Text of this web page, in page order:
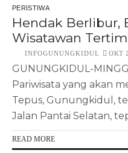
PERISTIWA
Hendak Berlibur,
Wisatawan
INFOGUNUNGKIDUL OKT
GUNUNGKIDUL-
Pariwisata yang akan
Tepus, Gunungkidul,
Jalan Pantai Selatan,
READ MORE